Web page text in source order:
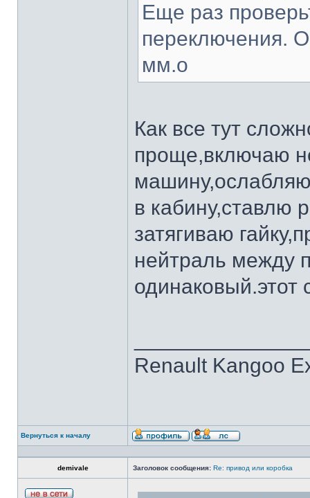
Еще раз
переключения.
мм.о
Как все тут
проще,включаю
в кабину,ставлю
затягиваю
нейтраль между
одинаковый.этот
Renault Kangoo
Вернуться к началу
demivale Заголовок сообщения: Re: привод или коробка